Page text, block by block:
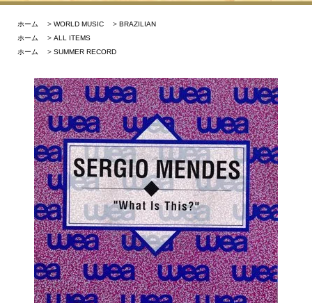
ホーム > WORLD MUSIC > BRAZILIAN
ホーム
> ALL ITEMS
ホーム
> SUMMER RECORD